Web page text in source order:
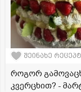
შეინახე
როგორ
კვერცხით? -